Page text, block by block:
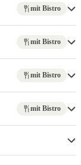
mit Bistro
mit Bistro
mit Bistro
mit Bistro